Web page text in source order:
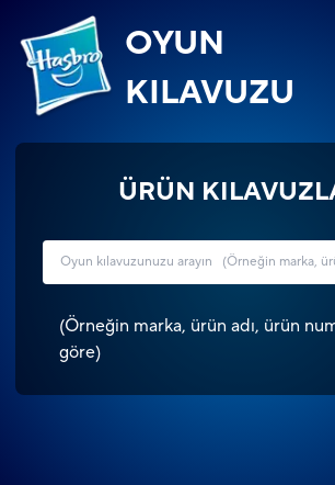
OYUN
KILAVUZU
ÜRÜN
(Örneğin marka, ürün adı, ürün
göre)